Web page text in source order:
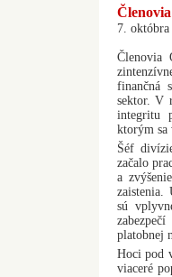
7. októbra
Členovia
finančná
sektor. V
integritu
ktorým sa
Šéf
začalo
a
zaistenia.
sú
platobnej
Hoci pod
viaceré